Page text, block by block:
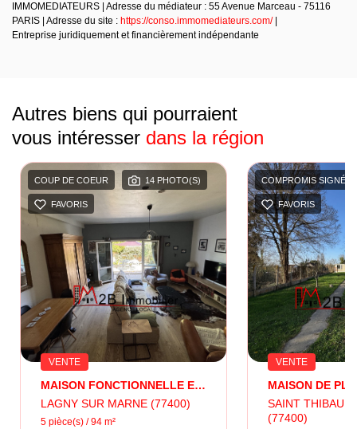
IMMOMEDIATEURS | Adresse du médiateur : 55 Avenue Marceau - 75116
PARIS | Adresse du site : https://conso.immomediateurs.com/|
Entreprise juridiquement et financièrement indépendante
Autres biens qui pourraient
vous intéresser dans la région
COUP DE COEUR 14 PHOTO(S)
FAVORIS
VENTE
MAISON FONCTIONNELLE ET CONVIVIALE
LAGNY SUR MARNE (77400)
5 pièce(s) / 94 m²
COMPROMIS SIGNÉ
FAVORIS
VENTE
SAINT
(77400)